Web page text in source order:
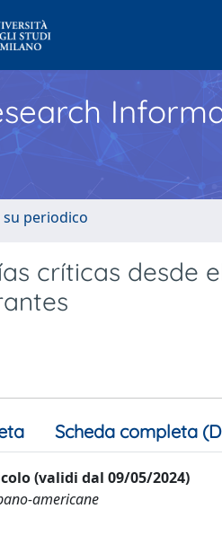
periodico
críticas desde
Scheda completa
(validi dal 09/05/2024)
americane